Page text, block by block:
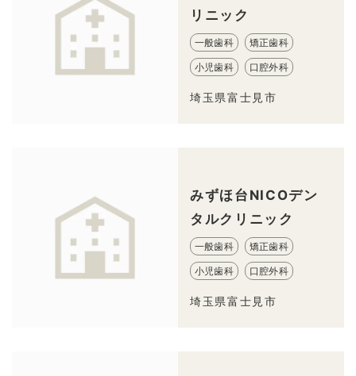
リニック
一般歯科 矯正歯科
小児歯科 口腔外科
埼玉県富士見市
みずほ台NICOデン
タルクリニック
一般歯科 矯正歯科
小児歯科 口腔外科
埼玉県富士見市